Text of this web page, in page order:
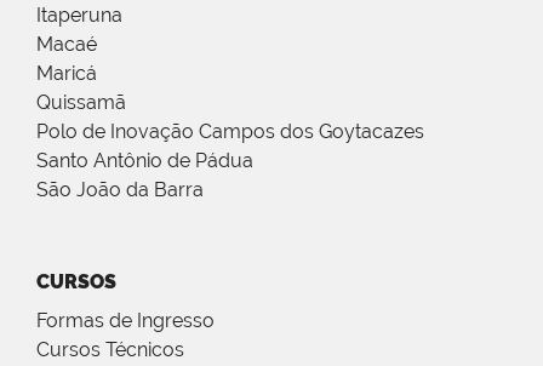
Itaperuna
Macaé
Maricá
Quissamã
Polo de Inovação Campos dos Goytacazes
Santo Antônio de Pádua
São João da Barra
CURSOS
Formas de Ingresso
Cursos Técnicos